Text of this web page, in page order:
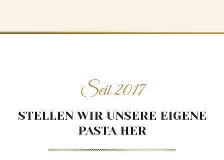
Seit 2017
STELLEN WIR UNSERE EIGENE
PASTA HER